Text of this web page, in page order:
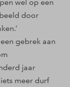
wel op een
door
gebrek aan
jaar
meer durf